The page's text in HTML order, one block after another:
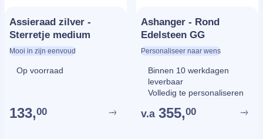
Assieraad zilver -
Sterretje medium
Mooi in zijn eenvoud
Op voorraad
133,00
Ashanger - Rond
Edelsteen GG
Personaliseer naar wens
Binnen 10 werkdagen
leverbaar
Volledig te personaliseren
v.a 355,00